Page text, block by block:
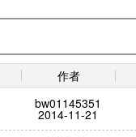
作者
bw01145351
2014-11-21